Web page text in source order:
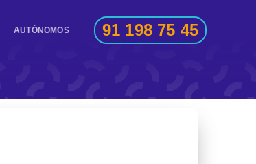
AUTÓNOMOS 91 198 75 45